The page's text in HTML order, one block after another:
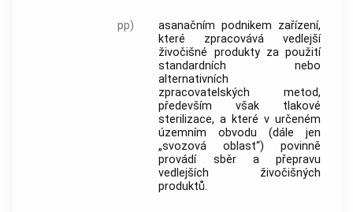
pp) asanačním podnikem zařízení,
které zpracovává vedlejší
živočišné produktyza použití
standardních nebo
alternativních
zpracovatelských metod,
především však tlakové
sterilizace, a které v určeném
územním obvodu (dále jen
„svozová oblast“) povinně
provádí sběr a přepravu
vedlejších živočišných
produktů.